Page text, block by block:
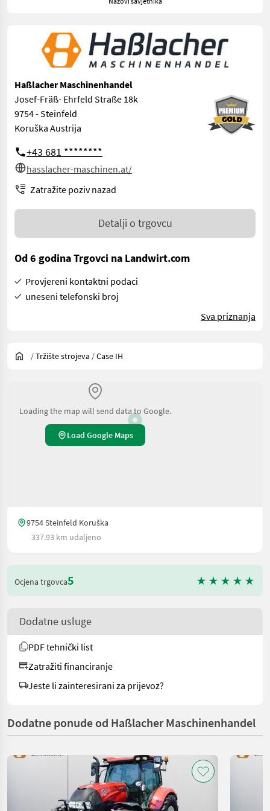
Haßlacher Maschinenhandel
Josef-Fräß- Ehrfeld Straße 18k
9754 - Steinfeld
Koruška Austrija
+43 681 ********
hasslacher-maschinen.at/
Zatražite poziv nazad
Detalji o trgovcu
Od 6 godina Trgovci na Landwirt.com
Provjereni kontaktni podaci
uneseni telefonski broj
Sva priznanja
/Tržište strojeva /Case IH
Loading the map will send data to Google.
Load Google Maps
9754 Steinfeld Koruška
337.93 km udaljeno
Ocjena trgovca5
Dodatne usluge
PDF tehnički list
Zatražiti financiranje
Jeste li zainteresirani za prijevoz?
Dodatne ponude od Haßlacher Maschinenhandel